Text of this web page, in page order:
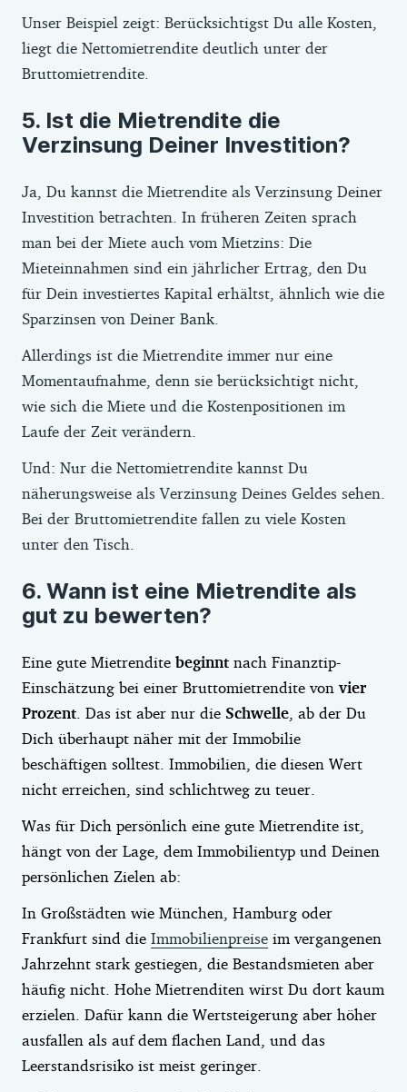
Unser Beispiel zeigt: Berücksichtigst Du alle Kosten,
liegt die Nettomietrendite deutlich unter der
Bruttomietrendite.
Ist die Mietrendite die
Verzinsung Deiner Investition?
Ja, Du kannst die Mietrendite als Verzinsung Deiner
Investition betrachten. In früheren Zeiten sprach
man bei der Miete auch vom Mietzins: Die
Mieteinnahmen sind ein jährlicher Ertrag, den Du
für Dein investiertes Kapital erhältst, ähnlich wie die
Sparzinsen von Deiner Bank.
Allerdings ist die Mietrendite immer nur eine
Momentaufnahme, denn sie berücksichtigt nicht,
wie sich die Miete und die Kostenpositionen im
Laufe der Zeit verändern.
Und: Nur die Nettomietrendite kannst Du
näherungsweise als Verzinsung Deines Geldes sehen.
Bei der Bruttomietrendite fallen zu viele Kosten
unter den Tisch.
Wann ist eine Mietrendite als
gut zu bewerten?
Eine gute Mietrendite beginnt nach Finanztip-
Einschätzung bei einer Bruttomietrendite vonvier
Prozent . Das ist aber nur die Schwelle , ab der Du
Dich überhaupt näher mit der Immobilie
beschäftigen solltest. Immobilien, die diesen Wert
nicht erreichen, sind schlichtweg zu teuer.
Was für Dich persönlich eine gute Mietrendite ist,
hängt von der Lage, dem Immobilientyp und Deinen
persönlichen Zielen ab:
In Großstädten wie München, Hamburg oder
Frankfurt sind die Immobilienpreise im vergangenen
Jahrzehnt stark gestiegen, die Bestandsmieten aber
häufig nicht. Hohe Mietrenditen wirst Du dort kaum
erzielen. Dafür kann die Wertsteigerung aber höher
ausfallen als auf dem flachen Land, und das
Leerstandsrisiko ist meist geringer.